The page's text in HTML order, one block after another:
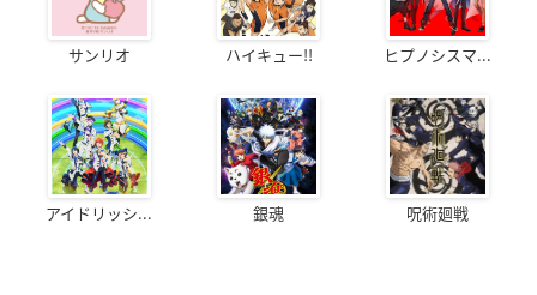
サンリオ ハイキュー!! ヒプノシスマ...
アイドリッシ... 銀魂 呪術廻戦